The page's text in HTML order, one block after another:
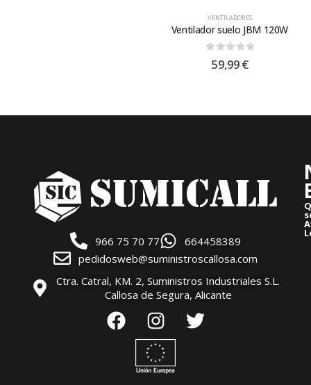
VENTILADORES
Ventilador suelo JBM 120W
0out of 5
59,99€
966 75 70 77
664458389
pedidosweb@suministroscallosa.com
Ctra. Catral, KM. 2, Suministros Industriales S.L.
Callosa de Segura, Alicante